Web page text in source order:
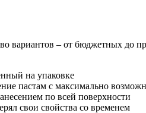
вариантов – от бюджетных до
на упаковке
пастам с максимально
по всей поверхности
свои свойства со временем